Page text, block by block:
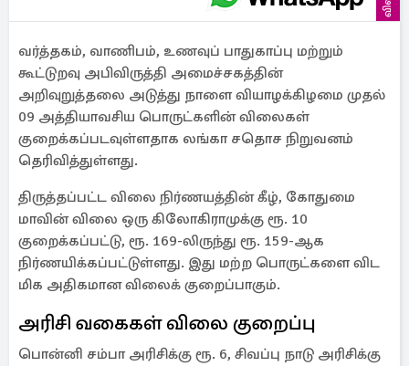
வர்த்தகம், வாணிபம், உணவுப் பாதுகாப்பு மற்றும்
கூட்டுறவு அபிவிருத்தி அமைச்சகத்தின்
அறிவுறுத்தலை அடுத்து நாளை வியாழக்கிழமை முதல்
09 அத்தியாவசிய பொருட்களின் விலைகள்
குறைக்கப்படவுள்ளதாக லங்கா சதொச நிறுவனம்
தெரிவித்துள்ளது.
திருத்தப்பட்ட விலை நிர்ணயத்தின் கீழ், கோதுமை
மாவின் விலை ஒரு கிலோகிராமுக்கு ரூ. 10
குறைக்கப்பட்டு, ரூ. 169-லிருந்து ரூ. 159-ஆக
நிர்ணயிக்கப்பட்டுள்ளது. இது மற்ற பொருட்களை விட
மிக அதிகமான விலைக் குறைப்பாகும்.
அரிசி வகைகள் விலை குறைப்பு
பொன்னி சம்பா அரிசிக்கு ரூ. 6, சிவப்பு நாடு அரிசிக்கு